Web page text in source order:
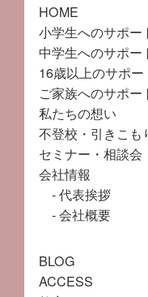
BLOG
ACCESS
HOME
小学生へのサポー
中学生へのサポー
16歳以上のサポー
ご家族へのサポー
私たちの想い
不登校・引きこも
セミナー・相談会
会社情報
代表挨拶
会社概要